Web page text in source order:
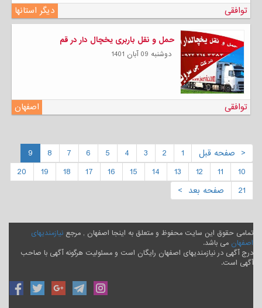
دیگر استانها توافقی
حمل و نقل باربری یخچال دار در قم
دوشنبه 09 آبان 1401
اصفهان توافقی
< صفحه قبل 1
2
3
4
5
6
7
8
9
10
11
12
13
14
15
16
17
18
19
20
21
صفحه بعد >
تمامی حقوق این سایت محفوظ و متعلق به اینجا اصفهان , مرجع نیازمندیهای
اصفهان می باشد.
درج آگهی در نیازمندیهای اصفهان رایگان است و مسئولیت هرگونه آگهی با صاحب
آگهی است.